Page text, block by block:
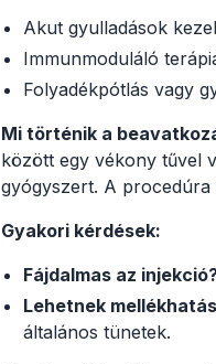
Akut gyulladások
Immunmoduláló
Folyadékpótlás vagy
Mi történik a
között egy vékony tűvel
gyógyszert. A
Gyakori kérdések:
Fájdalmas az
Lehetnek
általános tünetek.